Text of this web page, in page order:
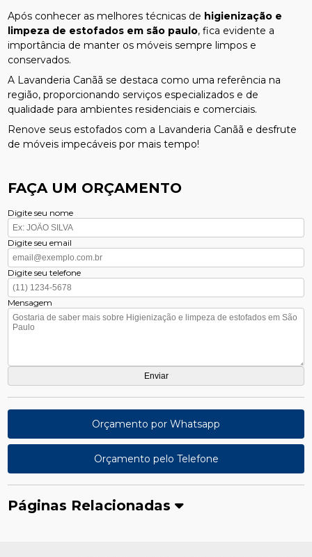
Após conhecer as melhores técnicas de higienização e
limpeza de estofados em são paulo, fica evidente a
importância de manter os móveis sempre limpos e
conservados.
A Lavanderia Canãã se destaca como uma referência na
região, proporcionando serviços especializados e de
qualidade para ambientes residenciais e comerciais.
Renove seus estofados com a Lavanderia Canãã e desfrute
de móveis impecáveis por mais tempo!
FAÇA UM ORÇAMENTO
Digite seu nome
Digite seu email
Digite seu telefone
Mensagem
Orçamento por Whatsapp
Orçamento pelo Telefone
Páginas Relacionadas